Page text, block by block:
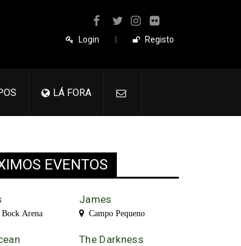
Login Registo
LÁ FORA
EVENTOS
Bock Arena
James
Campo Pequeno
The Darkness